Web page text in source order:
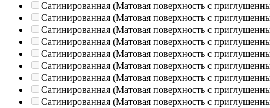
Сатинированная (Матовая поверхность с
Сатинированная (Матовая поверхность с
Сатинированная (Матовая поверхность с
Сатинированная (Матовая поверхность с
Сатинированная (Матовая поверхность с
Сатинированная (Матовая поверхность с
Сатинированная (Матовая поверхность с
Сатинированная (Матовая поверхность с
Сатинированная (Матовая поверхность с